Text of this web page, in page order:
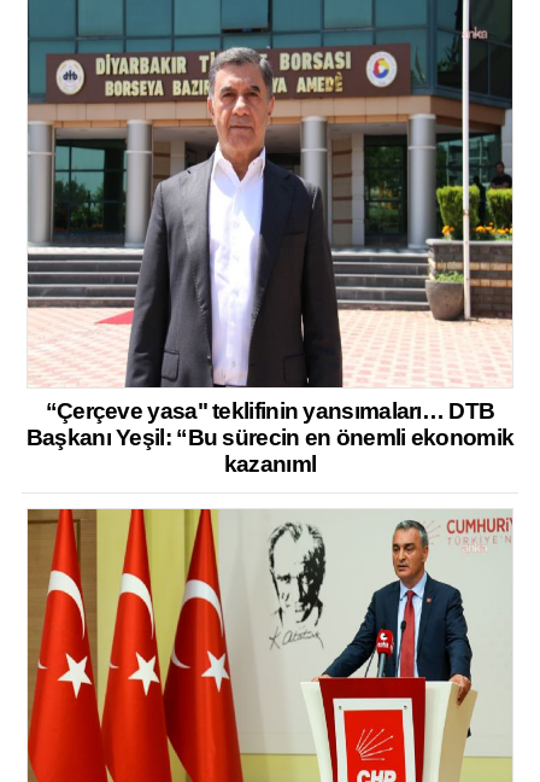
“Çerçeve yasa" teklifinin yansımaları… DTB
Başkanı Yeşil: “Bu sürecin en önemli ekonomik
kazanıml